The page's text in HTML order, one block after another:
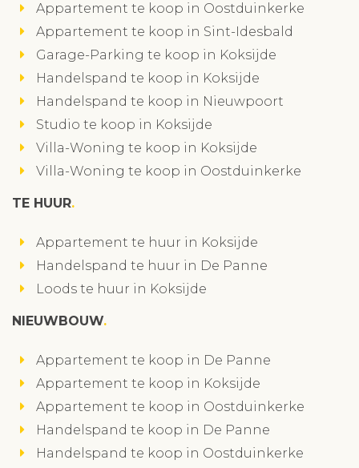
Appartement te koop in Oostduinkerke
Appartement te koop in Sint-Idesbald
Garage-Parking te koop in Koksijde
Handelspand te koop in Koksijde
Handelspand te koop in Nieuwpoort
Studio te koop in Koksijde
Villa-Woning te koop in Koksijde
Villa-Woning te koop in Oostduinkerke
TE HUUR
Appartement te huur in Koksijde
Handelspand te huur in De Panne
Loods te huur in Koksijde
NIEUWBOUW
Appartement te koop in De Panne
Appartement te koop in Koksijde
Appartement te koop in Oostduinkerke
Handelspand te koop in De Panne
Handelspand te koop in Oostduinkerke